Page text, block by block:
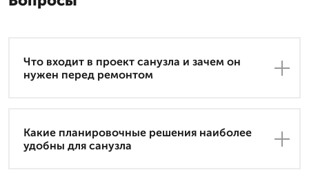
Что входит в проект санузла и зачем он
нужен перед ремонтом
Какие планировочные решения наиболее
удобны для санузла